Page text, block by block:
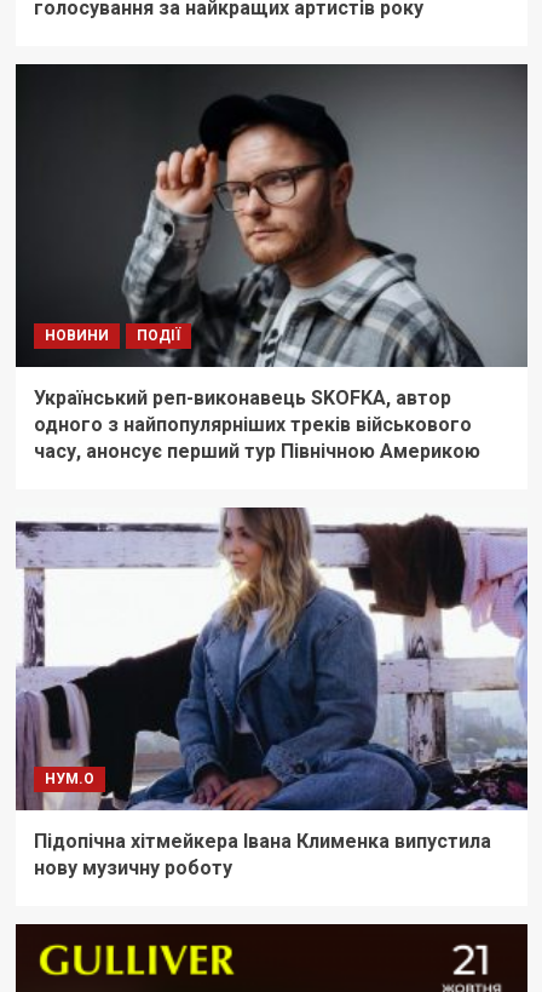
голосування за найкращих артистів року
НОВИНИ ПОДІЇ
Український реп-виконавець SKOFKA, автор
одного з найпопулярніших треків військового
часу, анонсує перший тур Північною Америкою
НУМ.О
Підопічна хітмейкера Івана Клименка випустила
нову музичну роботу